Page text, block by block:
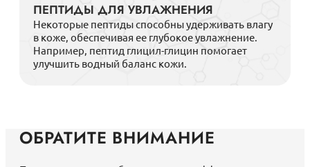
ПЕПТИДЫ ДЛЯ УВЛАЖНЕНИЯ
Некоторые пептиды способны удерживать влагу
в коже, обеспечивая ее глубокое увлажнение.
Например, пептид глицил-глицин помогает
улучшить водный баланс кожи.
ОБРАТИТЕ ВНИМАНИЕ